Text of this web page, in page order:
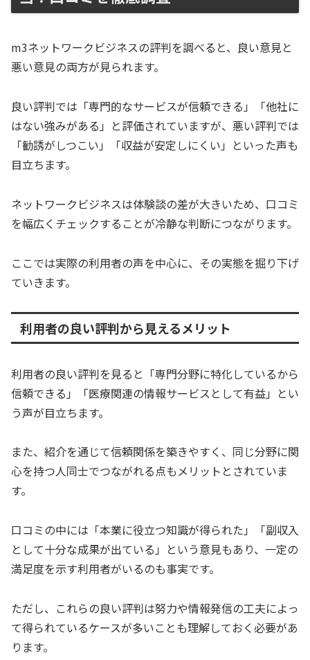
m3ネットワークビジネスの評判を調べると、良い意見と
悪い意見の両方が見られます。
良い評判では「専門的なサービスが信頼できる」「他社に
はない強みがある」と評価されていますが、悪い評判では
「勧誘がしつこい」「収益が安定しにくい」といった声も
目立ちます。
ネットワークビジネスは体験談の差が大きいため、口コミ
を幅広くチェックすることが冷静な判断につながります。
ここでは実際の利用者の声を中心に、その実態を掘り下げ
ていきます。
利用者の良い評判から見えるメリット
利用者の良い評判を見ると「専門分野に特化しているから
信頼できる」「医療関連の情報サービスとして有益」とい
う声が目立ちます。
また、紹介を通じて信頼関係を築きやすく、同じ分野に関
心を持つ人同士でつながれる点もメリットとされていま
す。
口コミの中には「本業に役立つ知識が得られた」「副収入
として十分な成果が出ている」という意見もあり、一定の
満足度を示す利用者がいるのも事実です。
ただし、これらの良い評判は努力や情報発信の工夫によっ
て得られているケースが多いことも理解しておく必要があ
ります。